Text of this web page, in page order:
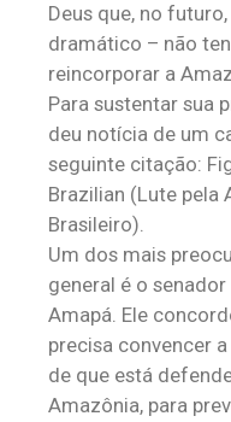
Deus que, no
dramático – não
reincorporar a
Para sustentar sua
deu notícia de um
seguinte citação:
Brazilian (Lute pela
Brasileiro).
Um dos mais
general é o
Amapá. Ele
precisa convencer
de que está
Amazônia, para